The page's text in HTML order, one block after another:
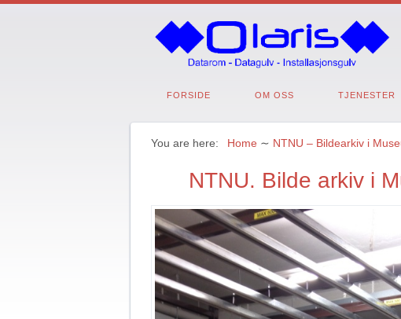
FORSIDE OM OSS TJENESTER
You are here: Home ∼ NTNU – Bildearkiv i
NTNU. Bilde arkiv i